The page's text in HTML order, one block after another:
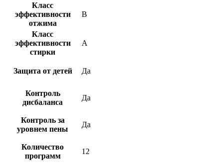
Класс
эффективности
отжима
B
Класс
эффективности
стирки
A
Защита от детей Да
Контроль
дисбаланса
Да
Контроль за
уровнем пены
Да
Количество
программ
12